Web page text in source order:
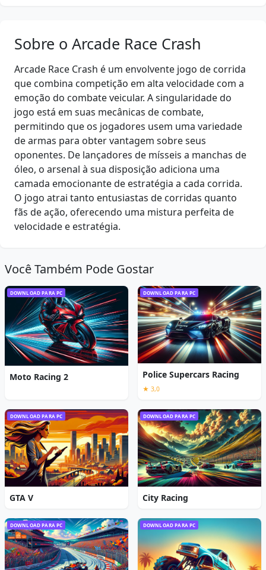
Sobre o Arcade Race Crash
Arcade Race Crash é um envolvente jogo de corrida
que combina competição em alta velocidade com a
emoção do combate veicular. A singularidade do
jogo está em suas mecânicas de combate,
permitindo que os jogadores usem uma variedade
de armas para obter vantagem sobre seus
oponentes. De lançadores de mísseis a manchas de
óleo, o arsenal à sua disposição adiciona uma
camada emocionante de estratégia a cada corrida.
O jogo atrai tanto entusiastas de corridas quanto
fãs de ação, oferecendo uma mistura perfeita de
velocidade e estratégia.
Você Também Pode Gostar
DOWNLOAD PARA PC
Moto Racing 2
DOWNLOAD PARA PC
Police Supercars Racing
★ 3,0
DOWNLOAD PARA PC
GTA V
DOWNLOAD PARA PC
City Racing
DOWNLOAD PARA PC DOWNLOAD PARA PC